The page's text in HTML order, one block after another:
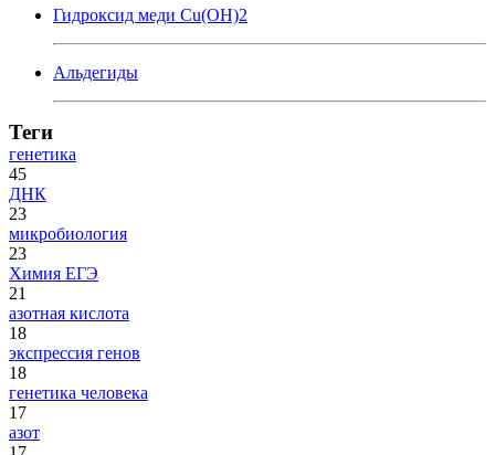
Гидроксид меди Cu(OH)2
Альдегиды
Теги
генетика
45
ДНК
23
микробиология
23
Химия ЕГЭ
21
азотная кислота
18
экспрессия генов
18
генетика человека
17
азот